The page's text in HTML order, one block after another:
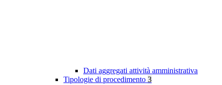
Dati aggregati attività amministrativa
Tipologie di procedimento 3